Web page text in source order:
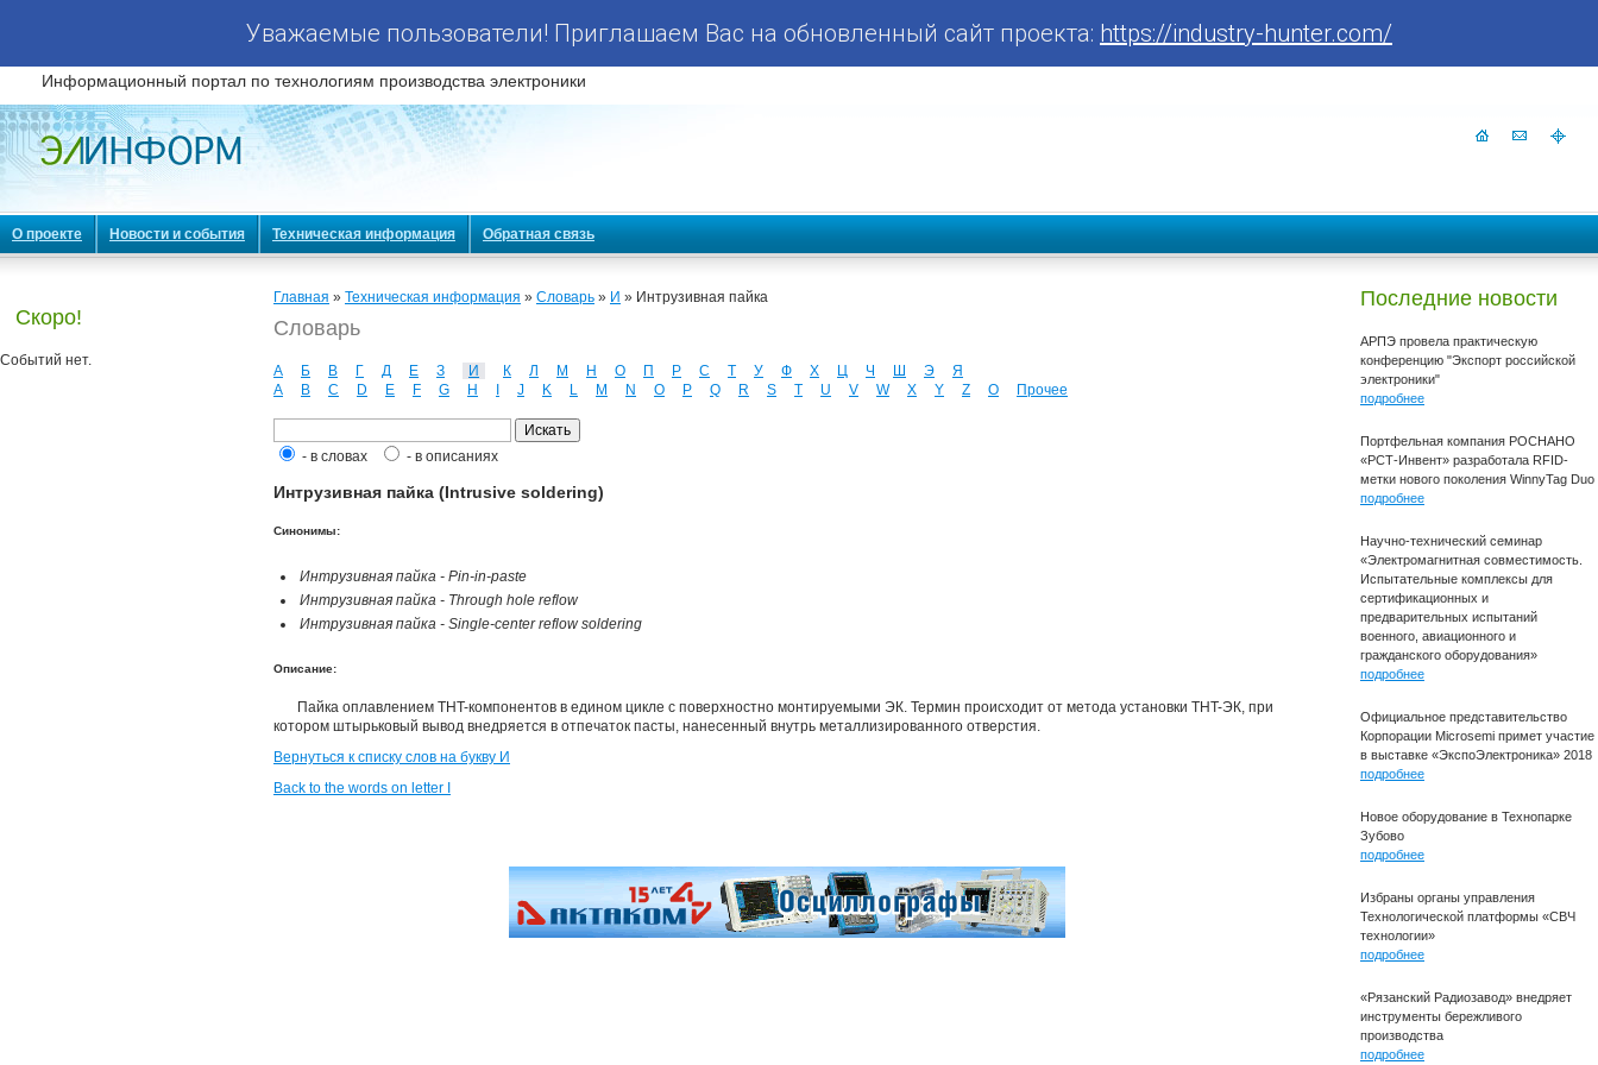
Уважаемые пользователи! Приглашаем Вас на обновленный сайт проекта: https://industry-hunter.com/
Информационный портал по технологиям производства электроники
О проекте Новости и события Техническая информация Обратная связь
Скоро!
Событий нет.
Главная » Техническая информация » Словарь » И » Интрузивная пайка
Словарь
А Б В Г Д Е З И К Л М Н О П Р С Т У Ф Х Ц Ч Ш Э
Я
A
B C D E F G H J K L M N O P Q R S T U V W X Y Z О Прочее
- в словах - в описаниях
Интрузивная пайка (Intrusive soldering)
Синонимы:
Интрузивная пайка - Pin-in-paste
Интрузивная пайка - Through hole reflow
Интрузивная пайка - Single-center reflow soldering
Описание:
Пайка оплавлением THT-компонентов в едином цикле с поверхностно монтируемыми ЭК. Термин происходит от метода установки THT-ЭК, при
котором штырьковый вывод внедряется в отпечаток пасты, нанесенный внутрь металлизированного отверстия.
Вернуться к списку слов на букву И
Back to the words on letter I
Последние новости
АРПЭ провела практическую
конференцию "Экспорт российской
электроники"
подробнее
Портфельная компания РОСНАНО
«РСТ-Инвент» разработала RFID-
метки нового поколения WinnyTag Duo
подробнее
Научно-технический семинар
«Электромагнитная совместимость.
Испытательные комплексы для
сертификационных и
предварительных испытаний
военного, авиационного и
гражданского оборудования»
подробнее
Официальное представительство
Корпорации Microsemi примет участие
в выставке «ЭкспоЭлектроника» 2018
подробнее
Новое оборудование в Технопарке
Зубово
подробнее
Избраны органы управления
Технологической платформы «СВЧ
технологии»
подробнее
«Рязанский Радиозавод» внедряет
инструменты бережливого
производства
подробнее